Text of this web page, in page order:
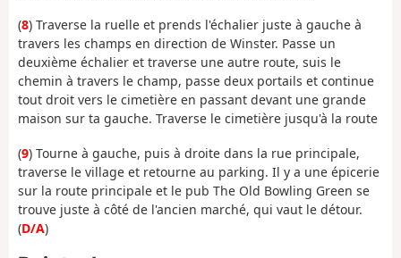
(8) Traverse la ruelle et prends l'échalier juste à gauche à
travers les champs en direction de Winster. Passe un
deuxième échalier et traverse une autre route, suis le
chemin à travers le champ, passe deux portails et continue
tout droit vers le cimetière en passant devant une grande
maison sur ta gauche. Traverse le cimetière jusqu'à la route
(9) Tourne à gauche, puis à droite dans la rue principale,
traverse le village et retourne au parking. Il y a une épicerie
sur la route principale et le pub The Old Bowling Green se
trouve juste à côté de l'ancien marché, qui vaut le détour.
(D/A)